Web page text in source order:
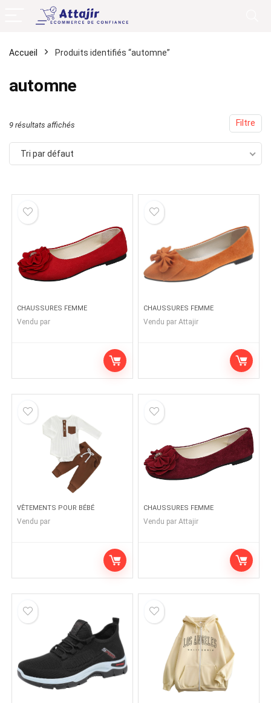
Accueil Produits identifiés “automne”
automne
Filtre
9 résultats affichés
Tri par défaut
CHAUSSURES FEMME
Vendu par
CHAUSSURES FEMME
Vendu par Attajir
VÊTEMENTS POUR BÉBÉ
Vendu par
CHAUSSURES FEMME
Vendu par Attajir